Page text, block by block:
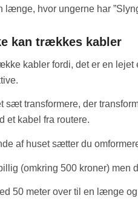
længe, hvor ungerne har
kan trækkes kabler
kabler fordi, det er en
sæt transformere, der
et kabel fra routere.
af huset sætter du
(omkring 500 kroner) men
50 meter over til en længe